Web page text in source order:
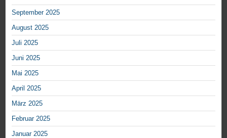
September 2025
August 2025
Juli 2025
Juni 2025
Mai 2025
April 2025
März 2025
Februar 2025
Januar 2025